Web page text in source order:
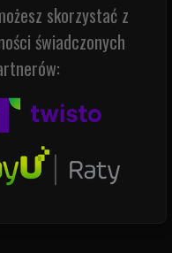
skorzystać z
świadczonych